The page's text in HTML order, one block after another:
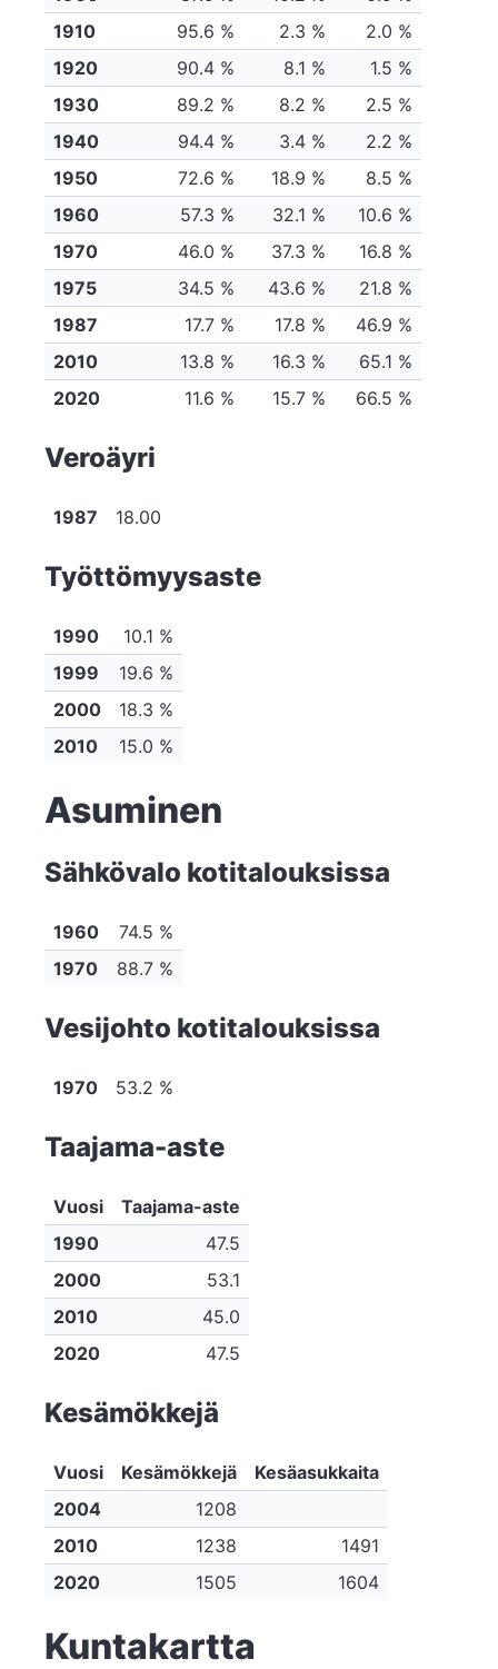
1910
95.6 % 2.3 %
2.0 %
1920
90.4 % 8.1 %
1.5 %
1930
89.2 % 8.2 %
2.5 %
1940
94.4 % 3.4 %
2.2 %
1950
72.6 % 18.9 %
8.5 %
1960
57.3 % 32.1 %
10.6 %
1970
46.0 % 37.3 %
16.8 %
1975
34.5 % 43.6 %
21.8 %
1987
17.7 % 17.8 %
46.9 %
2010
13.8 % 16.3 %
65.1 %
2020
11.6 % 15.7 % 66.5 %
Veroäyri
1987 18.00
Työttömyysaste
1990
10.1 %
1999
19.6 %
2000
18.3 %
2010
15.0 %
Asuminen
Sähkövalo kotitalouksissa
1960
74.5 %
1970
88.7 %
Vesijohto kotitalouksissa
1970 53.2 %
Taajama-aste
Vuosi
Taajama-aste
1990
47.5
2000
53.1
2010
45.0
2020
47.5
Kesämökkejä
Vuosi Kesämökkejä
Kesäasukkaita
2004
1208
2010
1238
1491
2020
1505 1604
Kuntakartta